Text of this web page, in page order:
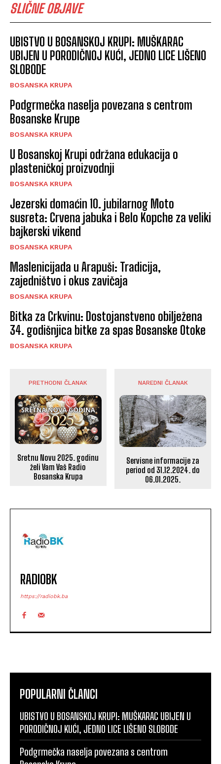
SLIČNE OBJAVE
UBISTVO U BOSANSKOJ KRUPI: MUŠKARAC
UBIJEN U PORODIČNOJ KUĆI, JEDNO LICE LIŠENO
SLOBODE
BOSANSKA KRUPA
Podgrmečka naselja povezana s centrom
Bosanske Krupe
BOSANSKA KRUPA
U Bosanskoj Krupi održana edukacija o
plasteničkoj proizvodnji
BOSANSKA KRUPA
Jezerski domaćin 10. jubilarnog Moto
susreta: Crvena jabuka i Belo Kopche za veliki
bajkerski vikend
BOSANSKA KRUPA
Maslenicijada u Arapuši: Tradicija,
zajedništvo i okus zavičaja
BOSANSKA KRUPA
Bitka za Crkvinu: Dostojanstveno obilježena
34. godišnjica bitke za spas Bosanske Otoke
BOSANSKA KRUPA
PRETHODNI ČLANAK
Sretnu Novu 2025. godinu
želi Vam Vaš Radio
Bosanska Krupa
NAREDNI ČLANAK
Servisne informacije za
period od 31.12.2024. do
06.01.2025.
RADIOBK
https://radiobk.ba
POPULARNI ČLANCI
UBISTVO U BOSANSKOJ KRUPI: MUŠKARAC UBIJEN U
PORODIČNOJ KUĆI, JEDNO LICE LIŠENO SLOBODE
Podgrmečka naselja povezana s centrom